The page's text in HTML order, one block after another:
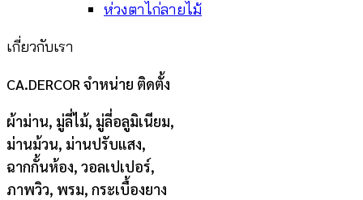
ห่วงตาไก่ลายไม้
เกี่ยวกับเรา
CA.DERCOR จำหน่าย ติดตั้ง
ผ้าม่าน, มู่ลี่ไม้, มู่ลี่อลูมิเนียม,
ม่านม้วน, ม่านปรับแสง,
ฉากกั้นห้อง, วอลเปเปอร์,
ภาพวิว, พรม, กระเบื้องยาง